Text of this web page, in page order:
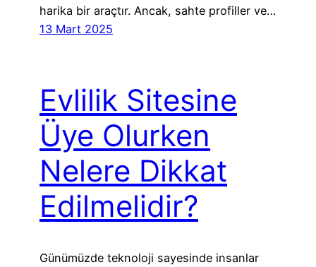
harika bir araçtır. Ancak, sahte profiller ve…
13 Mart 2025
Evlilik Sitesine
Üye Olurken
Nelere Dikkat
Edilmelidir?
Günümüzde teknoloji sayesinde insanlar